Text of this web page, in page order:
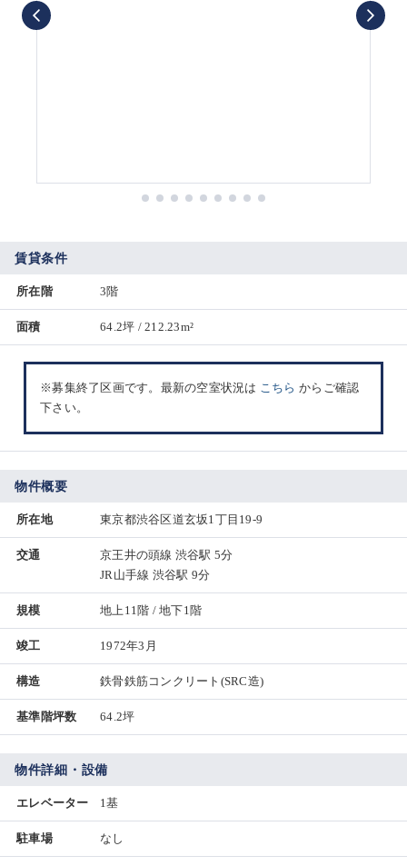
賃貸条件
所在階 3階
面積 64.2坪 / 212.23m²
※募集終了区画です。最新の空室状況は こちら からご確認
下さい。
物件概要
所在地 東京都渋谷区道玄坂1丁目19-9
交通
京王井の頭線 渋谷駅 5分
JR山手線 渋谷駅 9分
規模 地上11階 / 地下1階
竣工 1972年3月
構造 鉄骨鉄筋コンクリート(SRC造)
基準階坪数 64.2坪
物件詳細・設備
エレベーター 1基
駐車場 なし